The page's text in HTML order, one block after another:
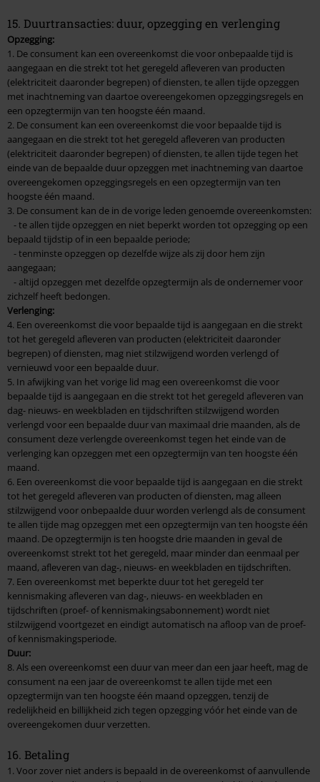
15. Duurtransacties: duur, opzegging en verlenging
Opzegging:
1. De consument kan een overeenkomst die voor onbepaalde tijd is
aangegaan en die strekt tot het geregeld afleveren van producten
(elektriciteit daaronder begrepen) of diensten, te allen tijde opzeggen
met inachtneming van daartoe overeengekomen opzeggingsregels en
een opzegtermijn van ten hoogste één maand.
2. De consument kan een overeenkomst die voor bepaalde tijd is
aangegaan en die strekt tot het geregeld afleveren van producten
(elektriciteit daaronder begrepen) of diensten, te allen tijde tegen het
einde van de bepaalde duur opzeggen met inachtneming van daartoe
overeengekomen opzeggingsregels en een opzegtermijn van ten
hoogste één maand.
3. De consument kan de in de vorige leden genoemde overeenkomsten:
- te allen tijde opzeggen en niet beperkt worden tot opzegging op een
bepaald tijdstip of in een bepaalde periode;
- tenminste opzeggen op dezelfde wijze als zij door hem zijn
aangegaan;
- altijd opzeggen met dezelfde opzegtermijn als de ondernemer voor
zichzelf heeft bedongen.
Verlenging:
4. Een overeenkomst die voor bepaalde tijd is aangegaan en die strekt
tot het geregeld afleveren van producten (elektriciteit daaronder
begrepen) of diensten, mag niet stilzwijgend worden verlengd of
vernieuwd voor een bepaalde duur.
5. In afwijking van het vorige lid mag een overeenkomst die voor
bepaalde tijd is aangegaan en die strekt tot het geregeld afleveren van
dag- nieuws- en weekbladen en tijdschriften stilzwijgend worden
verlengd voor een bepaalde duur van maximaal drie maanden, als de
consument deze verlengde overeenkomst tegen het einde van de
verlenging kan opzeggen met een opzegtermijn van ten hoogste één
maand.
6. Een overeenkomst die voor bepaalde tijd is aangegaan en die strekt
tot het geregeld afleveren van producten of diensten, mag alleen
stilzwijgend voor onbepaalde duur worden verlengd als de consument
te allen tijde mag opzeggen met een opzegtermijn van ten hoogste één
maand. De opzegtermijn is ten hoogste drie maanden in geval de
overeenkomst strekt tot het geregeld, maar minder dan eenmaal per
maand, afleveren van dag-, nieuws- en weekbladen en tijdschriften.
7. Een overeenkomst met beperkte duur tot het geregeld ter
kennismaking afleveren van dag-, nieuws- en weekbladen en
tijdschriften (proef- of kennismakingsabonnement) wordt niet
stilzwijgend voortgezet en eindigt automatisch na afloop van de proef-
of kennismakingsperiode.
Duur:
8. Als een overeenkomst een duur van meer dan een jaar heeft, mag de
consument na een jaar de overeenkomst te allen tijde met een
opzegtermijn van ten hoogste één maand opzeggen, tenzij de
redelijkheid en billijkheid zich tegen opzegging vóór het einde van de
overeengekomen duur verzetten.
16. Betaling
1. Voor zover niet anders is bepaald in de overeenkomst of aanvullende